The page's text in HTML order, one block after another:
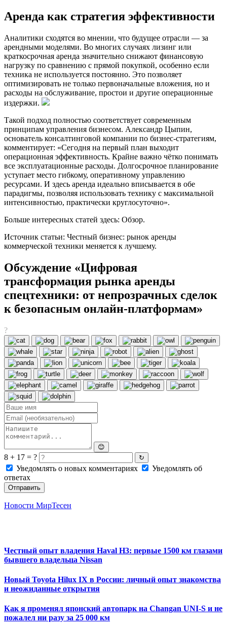
Аренда как стратегия эффективности
Аналитики сходятся во мнении, что будущее отрасли — за
арендными моделями. Во многих случаях лизинг или
краткосрочная аренда значительно снижают финансовую
нагрузку по сравнению с прямой покупкой, особенно если
техника не используется постоянно. Это позволяет
оптимизировать не только первоначальные вложения, но и
расходы на обслуживание, простои и другие операционные
издержки.
Такой подход полностью соответствует современным
принципам управления бизнесом. Александр Цыпин,
основатель консалтинговой компании по бизнес-стратегиям,
комментирует: «Сегодня на первый план выходит
операционная эффективность. Крайне важно чётко понимать
все эксплуатационные расходы. Долгосрочное планирование
уступает место гибкому, оперативному управлению
ресурсами. И здесь аренда идеально вписывается в обе
парадигмы, позволяя использовать технику с максимальной
интенсивностью, практически круглосуточно».
Больше интересных статей здесь: Обзор.
Источник статьи: Честный бизнес: рынок аренды
коммерческой техники меняется к лучшему.
Обсуждение «Цифровая
трансформация рынка аренды
спецтехники: от непрозрачных сделок
к безопасным онлайн-платформам»
?
😊
8 + 17 = ? ↻
Уведомлять о новых комментариях
Уведомлять об
ответах
Отправить
Новости МирТесен
Честный опыт владения Haval H3: первые 1500 км глазами
бывшего владельца Nissan
Новый Toyota Hilux IX в России: личный опыт знакомства
и неожиданные открытия
Как я променял японский автопарк на Changan UNI-S и не
пожалел ни разу за 25 000 км